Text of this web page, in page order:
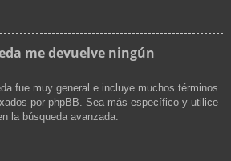
me devuelve ningún
fue muy general e incluye muchos términos
por phpBB. Sea más específico y utilice
la búsqueda avanzada.